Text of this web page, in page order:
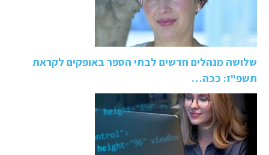
שלושה מנהלים חדשים לבתי הספר באופקים לקראת
תשפ"ז: ככה…